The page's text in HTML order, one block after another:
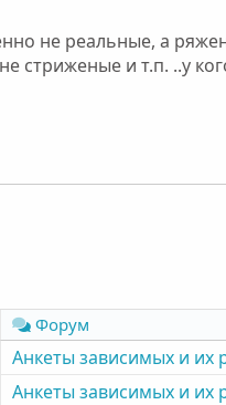
не реальные, а
стриженые и т.п. ..у
Форум
Анкеты зависимых и их
Анкеты зависимых и их